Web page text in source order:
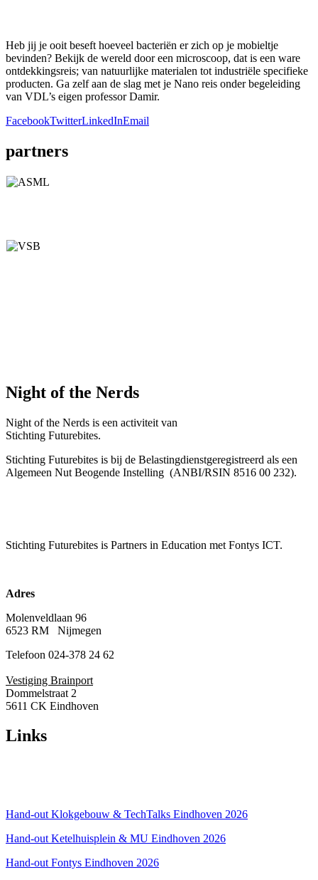
Heb jij je ooit beseft hoeveel bacteriën er zich op je mobieltje
bevinden? Bekijk de wereld door een microscoop, dat is een ware
ontdekkingsreis; van natuurlijke materialen tot industriële specifieke
producten. Ga zelf aan de slag met je Nano reis onder begeleiding
van VDL’s eigen professor Damir.
FacebookTwitterLinkedInEmail
partners
Night of the Nerds
Night of the Nerds is een activiteit van
Stichting Futurebites.
Stichting Futurebites is bij de Belastingdienstgeregistreerd als een
Algemeen Nut Beogende Instelling (ANBI/RSIN 8516 00 232).
Stichting Futurebites is Partners in Education met Fontys ICT.
Adres
Molenveldlaan 96
6523 RM Nijmegen
Telefoon 024-378 24 62
Vestiging Brainport
Dommelstraat 2
5611 CK Eindhoven
Links
Hand-out Klokgebouw & TechTalks Eindhoven 2026
Hand-out Ketelhuisplein & MU Eindhoven 2026
Hand-out Fontys Eindhoven 2026